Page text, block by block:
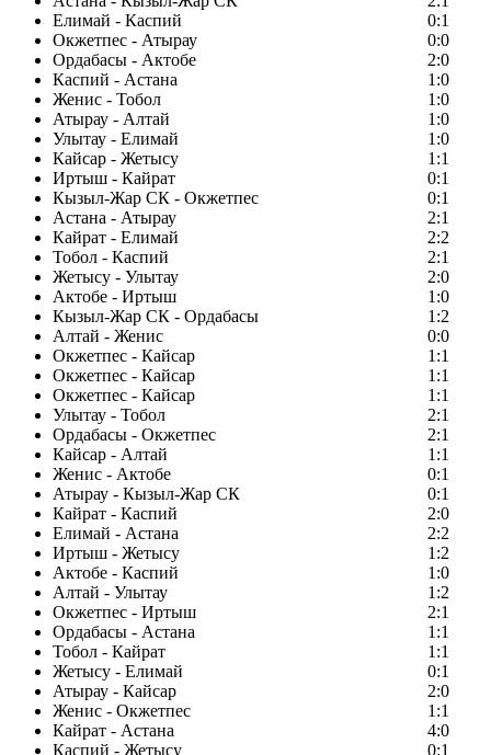
Елимай - Каспий
0:1
Окжетпес - Атырау
0:0
Ордабасы - Актобе
2:0
Каспий - Астана
1:0
Женис - Тобол
1:0
Атырау - Алтай
1:0
Улытау - Елимай
1:0
Кайсар - Жетысу
1:1
Иртыш - Кайрат
0:1
Кызыл-Жар СК - Окжетпес
0:1
Астана - Атырау
2:1
Кайрат - Елимай
2:2
Тобол - Каспий
2:1
Жетысу - Улытау
2:0
Актобе - Иртыш
1:0
Кызыл-Жар СК - Ордабасы
1:2
Алтай - Женис
0:0
Окжетпес - Кайсар
1:1
Окжетпес - Кайсар
1:1
Окжетпес - Кайсар
1:1
Улытау - Тобол
2:1
Ордабасы - Окжетпес
2:1
Кайсар - Алтай
1:1
Женис - Актобе
0:1
Атырау - Кызыл-Жар СК
0:1
Кайрат - Каспий
2:0
Елимай - Астана
2:2
Иртыш - Жетысу
1:2
Актобе - Каспий
1:0
Алтай - Улытау
1:2
Окжетпес - Иртыш
2:1
Ордабасы - Астана
1:1
Тобол - Кайрат
1:1
Жетысу - Елимай
0:1
Атырау - Кайсар
2:0
Женис - Окжетпес
1:1
Кайрат - Астана
4:0
Каспий - Жетысу
0:1